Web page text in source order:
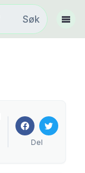
Søk
Søk
Vis
Del